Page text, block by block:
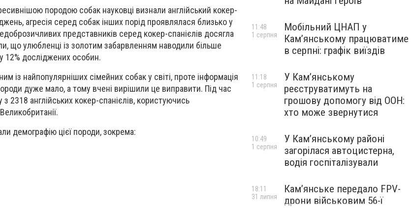
породою собак науковці визнали англійський кокер-
агресія серед собак інших порід проявлялася близько у
представників серед кокер-спанієлів досягла
що улюбленці із золотим забарвленням наводили більше
12% досліджених особин.
із найпопулярніших сімейних собак у світі, проте інформація
дуже мало, а тому вчені вирішили це виправити. Під час
2318 англійських кокер-спанієлів, користуючись
демографію цієї породи, зокрема:
Мобільний ЦНАП у
Кам’янському працюватиме
в серпні: графік виїздів
11:48
1 серпня
У Кам’янському
реєструватимуть на
грошову допомогу від ООН:
хто може звернутися
11:18
1 серпня
У Кам’янському районі
загорілася автоцистерна,
водія госпіталізували
10:49
1 серпня
Кам’янське передало FPV-
дрони військовим 56-ї
18:11
31 липня